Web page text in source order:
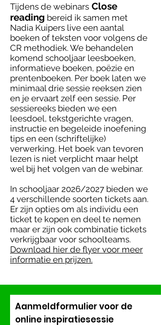
Tijdens de webinars Close
reading bereid ik samen met
Nadia Kuipers live een aantal
boeken of teksten voor volgens de
CR methodiek. We behandelen
komend schooljaar leesboeken,
informatieve boeken, poëzie en
prentenboeken. Per boek laten we
minimaal drie sessie reeksen zien
en je ervaart zelf een sessie. Per
sessiereeks bieden we een
leesdoel, tekstgerichte vragen,
instructie en begeleide inoefening
tips en een (schriftelijke)
verwerking. Het boek van tevoren
lezen is niet verplicht maar helpt
wel bij het volgen van de webinar.
In schooljaar 2026/2027 bieden we
4 verschillende soorten tickets aan.
Er zijn opties om als individu een
ticket te kopen en deel te nemen
maar er zijn ook combinatie tickets
verkrijgbaar voor schoolteams.
Download hier de flyer voor meer
informatie en prijzen.
Aanmeldformulier voor de
online inspiratiesessie